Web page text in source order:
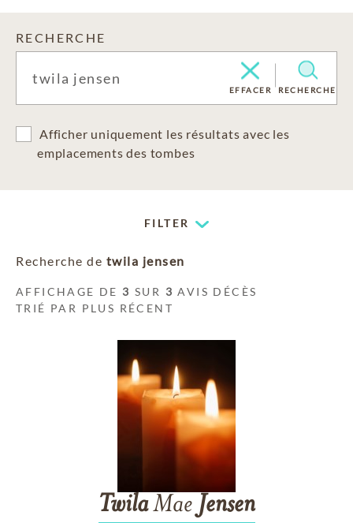
RECHERCHE
EFFACER RECHERCHE
Afficher uniquement les résultats avec les
emplacements des tombes
FILTER
Recherche de twila jensen
AFFICHAGE DE 3 SUR 3 AVIS DÉCÈS
TRIÉ PAR PLUS RÉCENT
TwilaMae Jensen